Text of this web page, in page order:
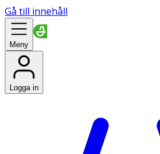
Gå till innehåll
Meny
Logga in